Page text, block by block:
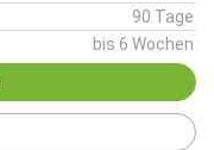
90 Tage
bis 6 Wochen